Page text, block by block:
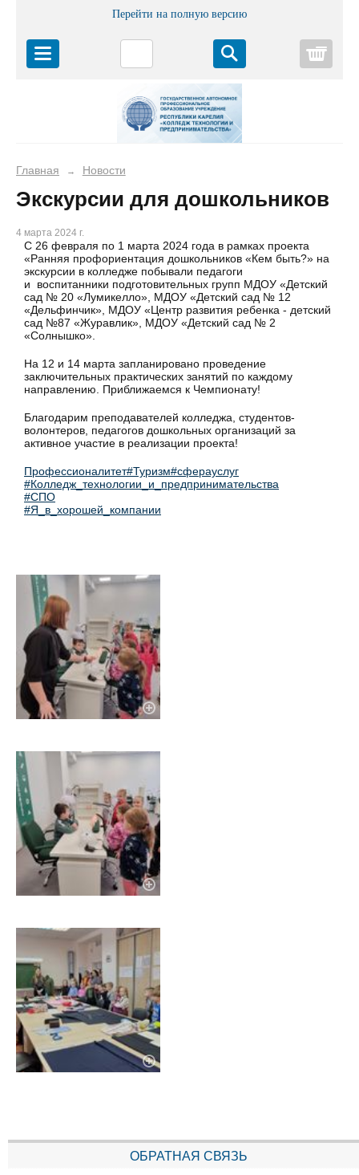
Перейти на полную версию
Главная → Новости
Экскурсии для дошкольников
4 марта 2024 г.
С 26 февраля по 1 марта 2024 года в рамках проекта
«Ранняя профориентация дошкольников «Кем быть?» на
экскурсии в колледже побывали педагоги
и воспитанники подготовительных групп МДОУ «Детский
сад № 20 «Лумикелло», МДОУ «Детский сад № 12
«Дельфинчик», МДОУ «Центр развития ребенка - детский
сад №87 «Журавлик», МДОУ «Детский сад № 2
«Солнышко».
На 12 и 14 марта запланировано проведение
заключительных практических занятий по каждому
направлению. Приближаемся к Чемпионату!
Благодарим преподавателей колледжа, студентов-
волонтеров, педагогов дошкольных организаций за
активное участие в реализации проекта!
Профессионалитет#Туризм#сферауслуг
#Колледж_технологии_и_предпринимательства
#СПО
#Я_в_хорошей_компании
ОБРАТНАЯ СВЯЗЬ